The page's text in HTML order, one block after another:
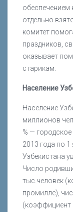
обеспечением
отдельно
комитет
праздников,
оказывает
старикам.
Население
Население
миллионов
% —
2013 года по 1
Узбекистана
Число
тыс.человек
промилле),
(коэффициент